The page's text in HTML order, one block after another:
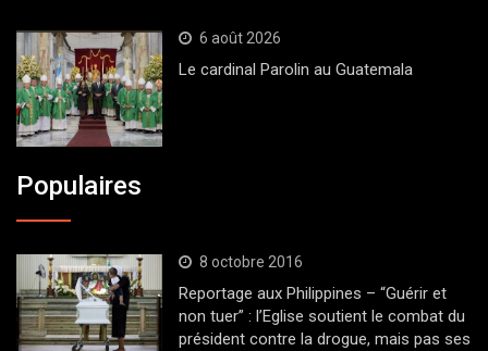
6 août 2026
Le cardinal Parolin au Guatemala
Populaires
8 octobre 2016
Reportage aux Philippines – “Guérir et
non tuer” : l’Eglise soutient le combat du
président contre la drogue, mais pas ses